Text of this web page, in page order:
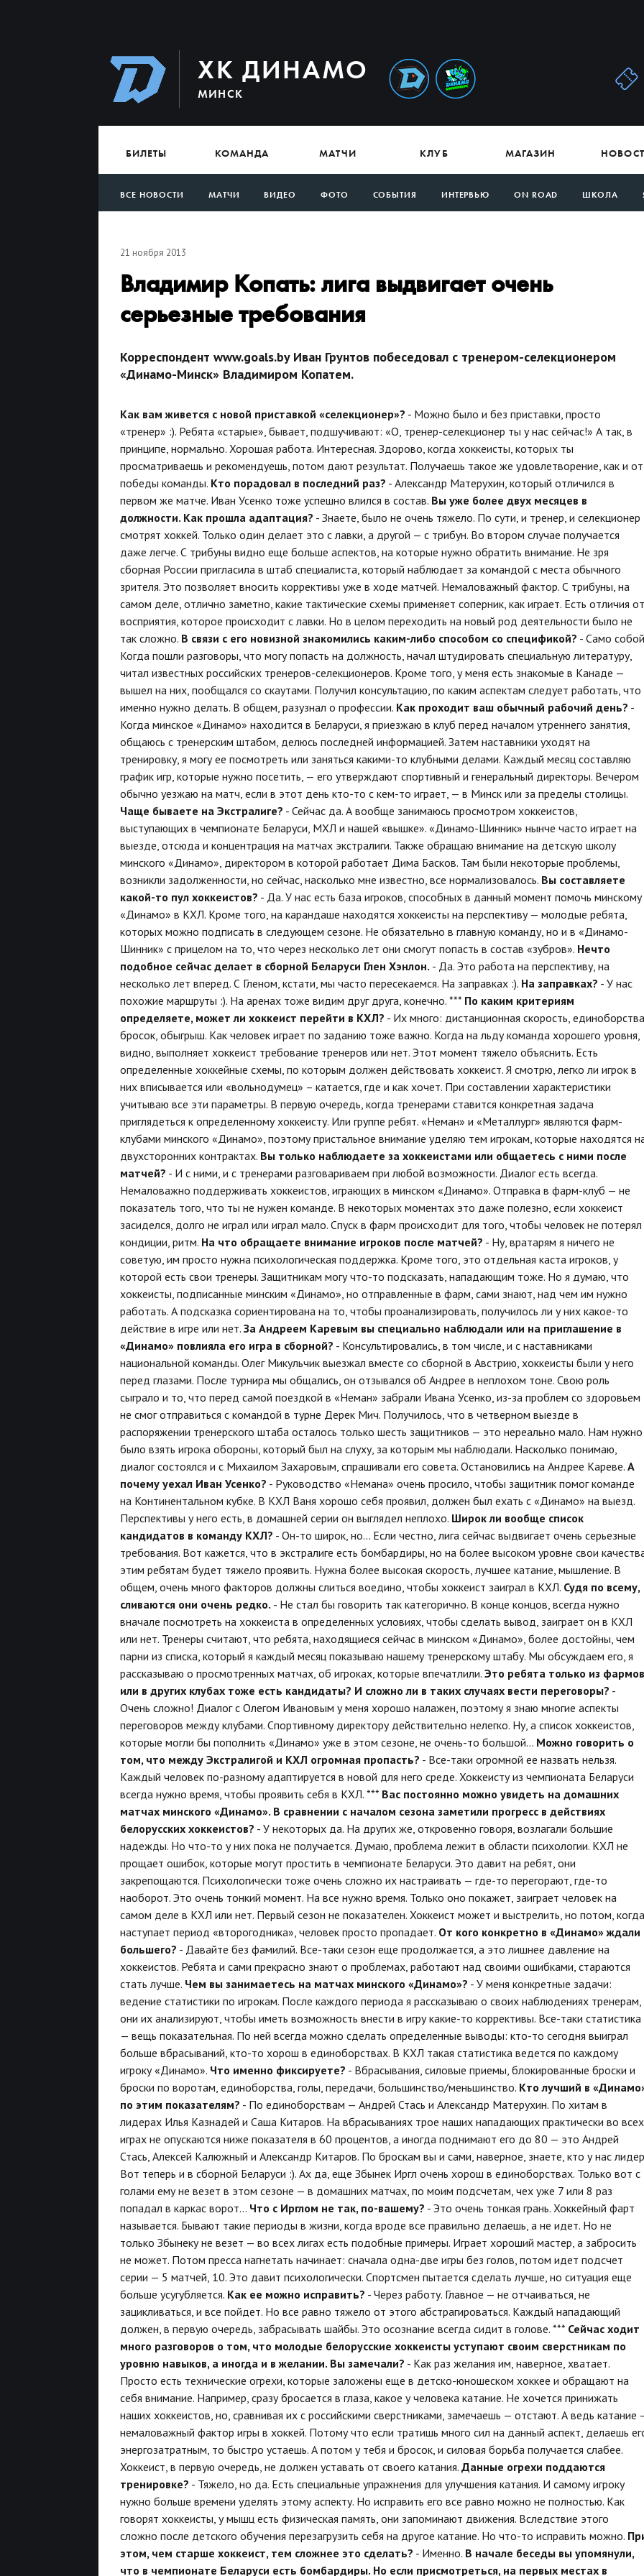
ХК ДИНАМО
МИНСК
БИЛЕТЫ КОМАНДА МАТЧИ КЛУБ МАГАЗИН
ВСЕ НОВОСТИ МАТЧИ ВИДЕО ФОТО СОБЫТИЯ ИНТЕРВЬЮ ON ROAD ШКОЛА
21 ноября 2013
Владимир Копать: лига выдвигает очень
серьезные требования
Корреспондент www.goals.by Иван Грунтов побеседовал с тренером-селекционером
«Динамо-Минск» Владимиром Копатем.
Как вам живется с новой приставкой «селекционер»? - Можно было и без приставки, просто
«тренер» :). Ребята «старые», бывает, подшучивают: «О, тренер-селекционер ты у нас сейчас!» А так, в
принципе, нормально. Хорошая работа. Интересная. Здорово, когда хоккеисты, которых ты
просматриваешь и рекомендуешь, потом дают результат. Получаешь такое же удовлетворение, как и от
победы команды. Кто порадовал в последний раз? - Александр Матерухин, который отличился в
первом же матче. Иван Усенко тоже успешно влился в состав. Вы уже более двух месяцев в
должности. Как прошла адаптация? - Знаете, было не очень тяжело. По сути, и тренер, и селекционер
смотрят хоккей. Только один делает это с лавки, а другой — с трибун. Во втором случае получается
даже легче. С трибуны видно еще больше аспектов, на которые нужно обратить внимание. Не зря
сборная России пригласила в штаб специалиста, который наблюдает за командой с места обычного
зрителя. Это позволяет вносить коррективы уже в ходе матчей. Немаловажный фактор. С трибуны, на
самом деле, отлично заметно, какие тактические схемы применяет соперник, как играет. Есть отличия от
восприятия, которое происходит с лавки. Но в целом переходить на новый род деятельности было не
так сложно. В связи с его новизной знакомились каким-либо способом со спецификой? - Само
Когда пошли разговоры, что могу попасть на должность, начал штудировать специальную литературу,
читал известных российских тренеров-селекционеров. Кроме того, у меня есть знакомые в Канаде —
вышел на них, пообщался со скаутами. Получил консультацию, по каким аспектам следует работать, что
именно нужно делать. В общем, разузнал о профессии. Как проходит ваш обычный рабочий день? -
Когда минское «Динамо» находится в Беларуси, я приезжаю в клуб перед началом утреннего занятия,
общаюсь с тренерским штабом, делюсь последней информацией. Затем наставники уходят на
тренировку, я могу ее посмотреть или заняться какими-то клубными делами. Каждый месяц составляю
график игр, которые нужно посетить, — его утверждают спортивный и генеральный директоры. Вечером
обычно уезжаю на матч, если в этот день кто-то с кем-то играет, — в Минск или за пределы столицы.
Чаще бываете на Экстралиге? - Сейчас да. А вообще занимаюсь просмотром хоккеистов,
выступающих в чемпионате Беларуси, МХЛ и нашей «вышке». «Динамо-Шинник» нынче часто играет на
выезде, отсюда и концентрация на матчах экстралиги. Также обращаю внимание на детскую школу
минского «Динамо», директором в которой работает Дима Басков. Там были некоторые проблемы,
возникли задолженности, но сейчас, насколько мне известно, все нормализовалось. Вы составляете
какой-то пул хоккеистов? - Да. У нас есть база игроков, способных в данный момент помочь минскому
«Динамо» в КХЛ. Кроме того, на карандаше находятся хоккеисты на перспективу — молодые ребята,
которых можно подписать в следующем сезоне. Не обязательно в главную команду, но и в «Динамо-
Шинник» с прицелом на то, что через несколько лет они смогут попасть в состав «зубров». Нечто
подобное сейчас делает в сборной Беларуси Глен Хэнлон. - Да. Это работа на перспективу, на
несколько лет вперед. С Гленом, кстати, мы часто пересекаемся. На заправках :). На заправках? - У нас
похожие маршруты :). На аренах тоже видим друг друга, конечно. *** По каким критериям
определяете, может ли хоккеист перейти в КХЛ? - Их много: дистанционная скорость,
бросок, обыгрыш. Как человек играет по заданию тоже важно. Когда на льду команда хорошего уровня,
видно, выполняет хоккеист требование тренеров или нет. Этот момент тяжело объяснить. Есть
определенные хоккейные схемы, по которым должен действовать хоккеист. Я смотрю, легко ли игрок в
них вписывается или «вольнодумец» – катается, где и как хочет. При составлении характеристики
учитываю все эти параметры. В первую очередь, когда тренерами ставится конкретная задача
приглядеться к определенному хоккеисту. Или группе ребят. «Неман» и «Металлург» являются фарм-
клубами минского «Динамо», поэтому пристальное внимание уделяю тем игрокам, которые находятся
двухсторонних контрактах. Вы только наблюдаете за хоккеистами или общаетесь с ними после
матчей? - И с ними, и с тренерами разговариваем при любой возможности. Диалог есть всегда.
Немаловажно поддерживать хоккеистов, играющих в минском «Динамо». Отправка в фарм-клуб — не
показатель того, что ты не нужен команде. В некоторых моментах это даже полезно, если хоккеист
засиделся, долго не играл или играл мало. Спуск в фарм происходит для того, чтобы человек не потерял
кондиции, ритм. На что обращаете внимание игроков после матчей? - Ну, вратарям я ничего не
советую, им просто нужна психологическая поддержка. Кроме того, это отдельная каста игроков, у
которой есть свои тренеры. Защитникам могу что-то подсказать, нападающим тоже. Но я думаю, что
хоккеисты, подписанные минским «Динамо», но отправленные в фарм, сами знают, над чем им нужно
работать. А подсказка сориентирована на то, чтобы проанализировать, получилось ли у них какое-то
действие в игре или нет. За Андреем Каревым вы специально наблюдали или на приглашение в
«Динамо» повлияла его игра в сборной? - Консультировались, в том числе, и с наставниками
национальной команды. Олег Микульчик выезжал вместе со сборной в Австрию, хоккеисты были у него
перед глазами. После турнира мы общались, он отзывался об Андрее в неплохом тоне. Свою роль
сыграло и то, что перед самой поездкой в «Неман» забрали Ивана Усенко, из-за проблем со здоровьем
не смог отправиться с командой в турне Дерек Мич. Получилось, что в четверном выезде в
распоряжении тренерского штаба осталось только шесть защитников — это нереально мало. Нам нужно
было взять игрока обороны, который был на слуху, за которым мы наблюдали. Насколько понимаю,
диалог состоялся и с Михаилом Захаровым, спрашивали его совета. Остановились на Андрее Кареве. А
почему уехал Иван Усенко? - Руководство «Немана» очень просило, чтобы защитник помог команде
на Континентальном кубке. В КХЛ Ваня хорошо себя проявил, должен был ехать с «Динамо» на выезд.
Перспективы у него есть, в домашней серии он выглядел неплохо. Широк ли вообще список
кандидатов в команду КХЛ? - Он-то широк, но... Если честно, лига сейчас выдвигает очень серьезные
требования. Вот кажется, что в экстралиге есть бомбардиры, но на более высоком уровне свои
этим ребятам будет тяжело проявить. Нужна более высокая скорость, лучшее катание, мышление. В
общем, очень много факторов должны слиться воедино, чтобы хоккеист заиграл в КХЛ. Судя по всему,
сливаются они очень редко. - Не стал бы говорить так категорично. В конце концов, всегда нужно
вначале посмотреть на хоккеиста в определенных условиях, чтобы сделать вывод, заиграет он в КХЛ
или нет. Тренеры считают, что ребята, находящиеся сейчас в минском «Динамо», более достойны, чем
парни из списка, который я каждый месяц показываю нашему тренерскому штабу. Мы обсуждаем его, я
рассказываю о просмотренных матчах, об игроках, которые впечатлили. Это ребята только из фармов
или в других клубах тоже есть кандидаты? И сложно ли в таких случаях вести переговоры? -
Очень сложно! Диалог с Олегом Ивановым у меня хорошо налажен, поэтому я знаю многие аспекты
переговоров между клубами. Спортивному директору действительно нелегко. Ну, а список хоккеистов,
которые могли бы пополнить «Динамо» уже в этом сезоне, не очень-то большой... Можно говорить о
том, что между Экстралигой и КХЛ огромная пропасть? - Все-таки огромной ее назвать нельзя.
Каждый человек по-разному адаптируется в новой для него среде. Хоккеисту из чемпионата Беларуси
всегда нужно время, чтобы проявить себя в КХЛ. *** Вас постоянно можно увидеть на домашних
матчах минского «Динамо». В сравнении с началом сезона заметили прогресс в действиях
белорусских хоккеистов? - У некоторых да. На других же, откровенно говоря, возлагали большие
надежды. Но что-то у них пока не получается. Думаю, проблема лежит в области психологии. КХЛ не
прощает ошибок, которые могут простить в чемпионате Беларуси. Это давит на ребят, они
закрепощаются. Психологически тоже очень сложно их настраивать — где-то перегорают, где-то
наоборот. Это очень тонкий момент. На все нужно время. Только оно покажет, заиграет человек на
самом деле в КХЛ или нет. Первый сезон не показателен. Хоккеист может и выстрелить, но потом, когда
наступает период «второгодника», человек просто пропадает. От кого конкретно в «Динамо» ждали
большего? - Давайте без фамилий. Все-таки сезон еще продолжается, а это лишнее давление на
хоккеистов. Ребята и сами прекрасно знают о проблемах, работают над своими ошибками, стараются
стать лучше. Чем вы занимаетесь на матчах минского «Динамо»? - У меня конкретные задачи:
ведение статистики по игрокам. После каждого периода я рассказываю о своих наблюдениях тренерам,
они их анализируют, чтобы иметь возможность внести в игру какие-то коррективы. Все-таки статистика
— вещь показательная. По ней всегда можно сделать определенные выводы: кто-то сегодня выиграл
больше вбрасываний, кто-то хорош в единоборствах. В КХЛ такая статистика ведется по каждому
игроку «Динамо». Что именно фиксируете? - Вбрасывания, силовые приемы, блокированные броски и
броски по воротам, единоборства, голы, передачи, большинство/меньшинство. Кто лучший в
по этим показателям? - По единоборствам — Андрей Стась и Александр Матерухин. По хитам в
лидерах Илья Казнадей и Саша Китаров. На вбрасываниях трое наших нападающих практически во всех
играх не опускаются ниже показателя в 60 процентов, а иногда поднимают его до 80 — это Андрей
Стась, Алексей Калюжный и Александр Китаров. По броскам вы и сами, наверное, знаете, кто у нас
Вот теперь и в сборной Беларуси :). Ах да, еще Збынек Иргл очень хорош в единоборствах. Только вот с
голами ему не везет в этом сезоне — в домашних матчах, по моим подсчетам, чех уже 7 или 8 раз
попадал в каркас ворот... Что с Ирглом не так, по-вашему? - Это очень тонкая грань. Хоккейный фарт
называется. Бывают такие периоды в жизни, когда вроде все правильно делаешь, а не идет. Но не
только Збынеку не везет — во всех лигах есть подобные примеры. Играет хороший мастер, а забросить
не может. Потом пресса нагнетать начинает: сначала одна-две игры без голов, потом идет подсчет
серии — 5 матчей, 10. Это давит психологически. Спортсмен пытается сделать лучше, но ситуация еще
больше усугубляется. Как ее можно исправить? - Через работу. Главное — не отчаиваться, не
зацикливаться, и все пойдет. Но все равно тяжело от этого абстрагироваться. Каждый нападающий
должен, в первую очередь, забрасывать шайбы. Это осознание всегда сидит в голове. *** Сейчас ходит
много разговоров о том, что молодые белорусские хоккеисты уступают своим сверстникам по
уровню навыков, а иногда и в желании. Вы замечали? - Как раз желания им, наверное, хватает.
Просто есть технические огрехи, которые заложены еще в детско-юношеском хоккее и обращают на
себя внимание. Например, сразу бросается в глаза, какое у человека катание. Не хочется принижать
наших хоккеистов, но, сравнивая их с российскими сверстниками, замечаешь — отстают. А ведь катание
немаловажный фактор игры в хоккей. Потому что если тратишь много сил на данный аспект, делаешь
энергозатратным, то быстро устаешь. А потом у тебя и бросок, и силовая борьба получается слабее.
Хоккеист, в первую очередь, не должен уставать от своего катания. Данные огрехи поддаются
тренировке? - Тяжело, но да. Есть специальные упражнения для улучшения катания. И самому игроку
нужно больше времени уделять этому аспекту. Но исправить его все равно можно не полностью. Как
говорят хоккеисты, у мышц есть физическая память, они запоминают движения. Вследствие этого
сложно после детского обучения перезагрузить себя на другое катание. Но что-то исправить можно.
этом, чем старше хоккеист, тем сложнее это сделать? - Именно. В начале беседы вы упомянули,
что в чемпионате Беларуси есть бомбардиры. Но если присмотреться, на первых местах в